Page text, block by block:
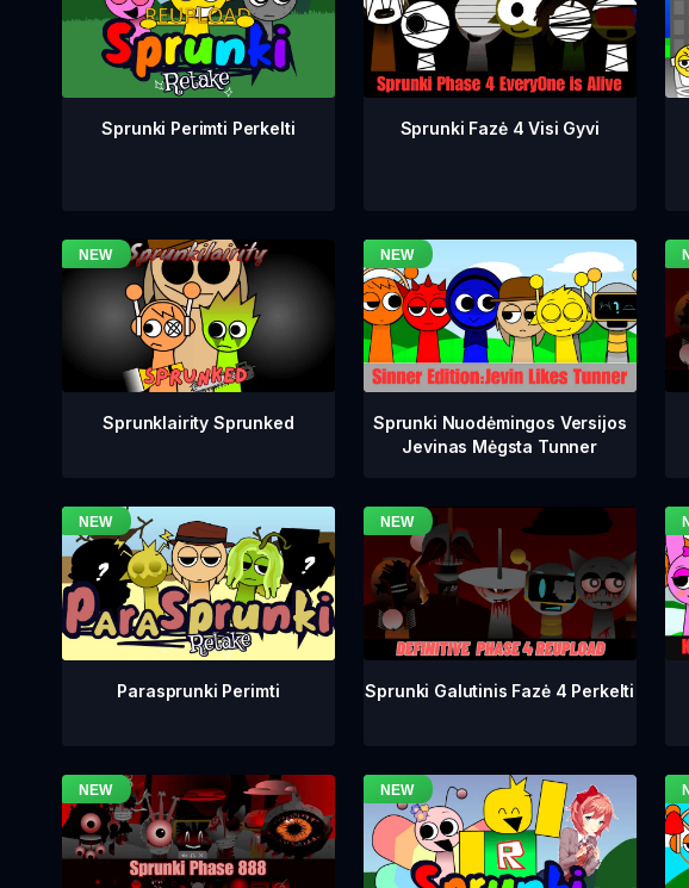
Sprunki Perimti Perkelti Sprunki Fazė 4 Visi Gyvi
Sprunklairity Sprunked
Sprunki Nuodėmingos Versijos
Jevinas Mėgsta Tunner
Parasprunki Perimti Sprunki Galutinis Fazė 4 Perkelti